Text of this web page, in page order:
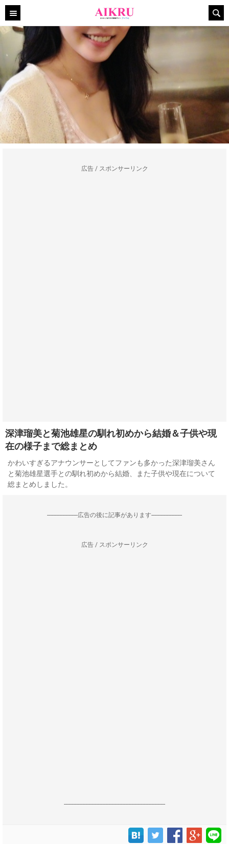
広告 / スポンサーリンク
深津瑠美と菊池雄星の馴れ初めから結婚＆子供や現
在の様子まで総まとめ
かわいすぎるアナウンサーとしてファンも多かった深津瑠美さん
と菊池雄星選手との馴れ初めから結婚、また子供や現在について
総まとめしました。
--------------------広告の後に記事があります--------------------
広告 / スポンサーリンク
------------------------------------------------------------------